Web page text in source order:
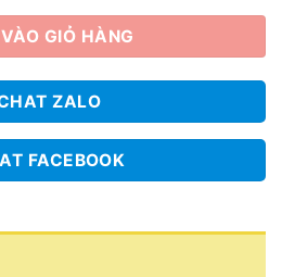
GIỎ HÀNG
ZALO
FACEBOOK